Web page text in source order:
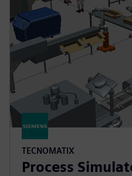
TECNOMATIX
Process